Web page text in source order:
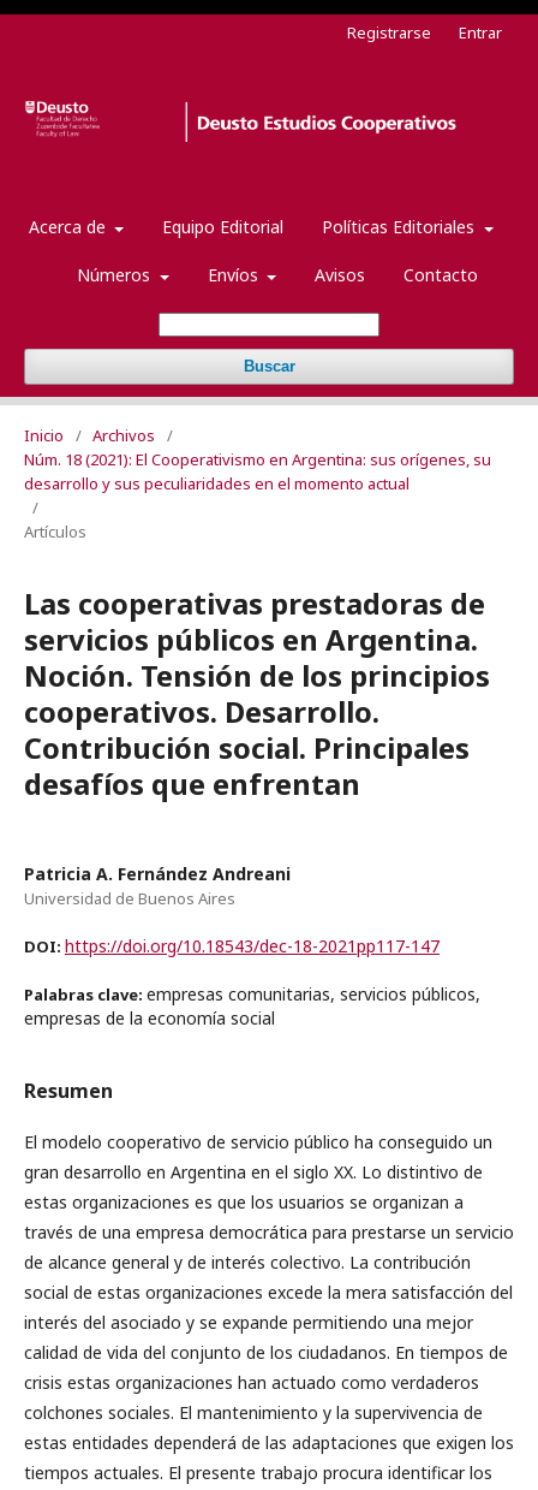
Acerca de Equipo Editorial Políticas Editoriales
Números Envíos Avisos Contacto
Buscar
Registrarse Entrar
Inicio / Archivos
/
Núm. 18 (2021): El Cooperativismo en Argentina: sus orígenes, su
desarrollo y sus peculiaridades en el momento actual
/
Artículos
Las cooperativas prestadoras de
servicios públicos en Argentina.
Noción. Tensión de los principios
cooperativos. Desarrollo.
Contribución social. Principales
desafíos que enfrentan
Patricia A. Fernández Andreani
Universidad de Buenos Aires
DOI: https://doi.org/10.18543/dec-18-2021pp117-147
Palabras clave: empresas comunitarias, servicios públicos,
empresas de la economía social
Resumen
El modelo cooperativo de servicio público ha conseguido un
gran desarrollo en Argentina en el siglo XX. Lo distintivo de
estas organizaciones es que los usuarios se organizan a
través de una empresa democrática para prestarse un servicio
de alcance general y de interés colectivo. La contribución
social de estas organizaciones excede la mera satisfacción del
interés del asociado y se expande permitiendo una mejor
calidad de vida del conjunto de los ciudadanos. En tiempos de
crisis estas organizaciones han actuado como verdaderos
colchones sociales. El mantenimiento y la supervivencia de
estas entidades dependerá de las adaptaciones que exigen los
tiempos actuales. El presente trabajo procura identificar los